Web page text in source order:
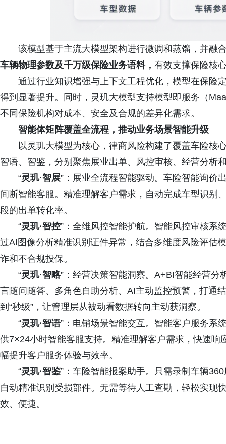
该模型基于主流大模型架构进行微调和蒸馏，并融
车辆物理参数及千万级保险业务语料， 有效支撑保险核
通过行业知识增强与上下文工程优化，模型在保险
得到显著提升。同时，灵玑大模型支持模型即服务（
不同保险机构对成本、安全及合规的差异化需求。
智能体矩阵覆盖全流程，推动业务场景智能升级
以灵玑大模型为核心，律商风险构建了覆盖车险
智语、智鉴，分别聚焦展业出单、风控审核、经营分析
“灵玑·智展”：展业全流程智能驱动。车险智能询价
间断智能客服。精准理解客户需求，自动完成车型识别
段的出单转化率。
“灵玑·智控”：全维风控智能护航。智能风控审核系
过AI图像分析精准识别证件异常，结合多维度风险评估
诈和不合规投保。
“灵玑·智略”：经营决策智能洞察。A+BI智能经营
言随问随答、多角色自助分析、AI主动监控预警，打通
到“秒级”，让管理层从被动看数据转向主动获洞察。
“灵玑·智语”：电销场景智能交互。智能客户服务系
供7×24小时智能客服支持。精准理解客户需求，快速
幅提升客户服务体验与效率。
“灵玑·智鉴”：车险智能报案助手。只需录制车辆
自动精准识别受损部件。无需等待人工查勘，轻松实现
效、便捷。